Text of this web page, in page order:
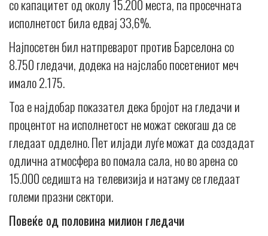
со капацитет од околу 15.200 места, па просечната
исполнетост била едвај 33,6%.
Најпосетен бил натпреварот против Барселона со
8.750 гледачи, додека на најслабо посетениот меч
имало 2.175.
Тоа е најдобар показател дека бројот на гледачи и
процентот на исполнетост не можат секогаш да се
гледаат одделно. Пет илјади луѓе можат да создадат
одлична атмосфера во помала сала, но во арена со
15.000 седишта на телевизија и натаму се гледаат
големи празни сектори.
Повеќе од половина милион гледачи